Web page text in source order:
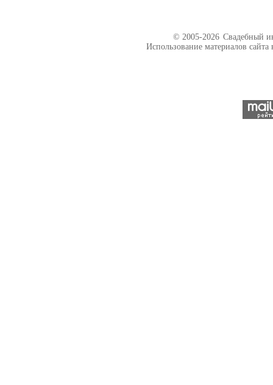
© 2005-2026 Свадебный
Использование материалов